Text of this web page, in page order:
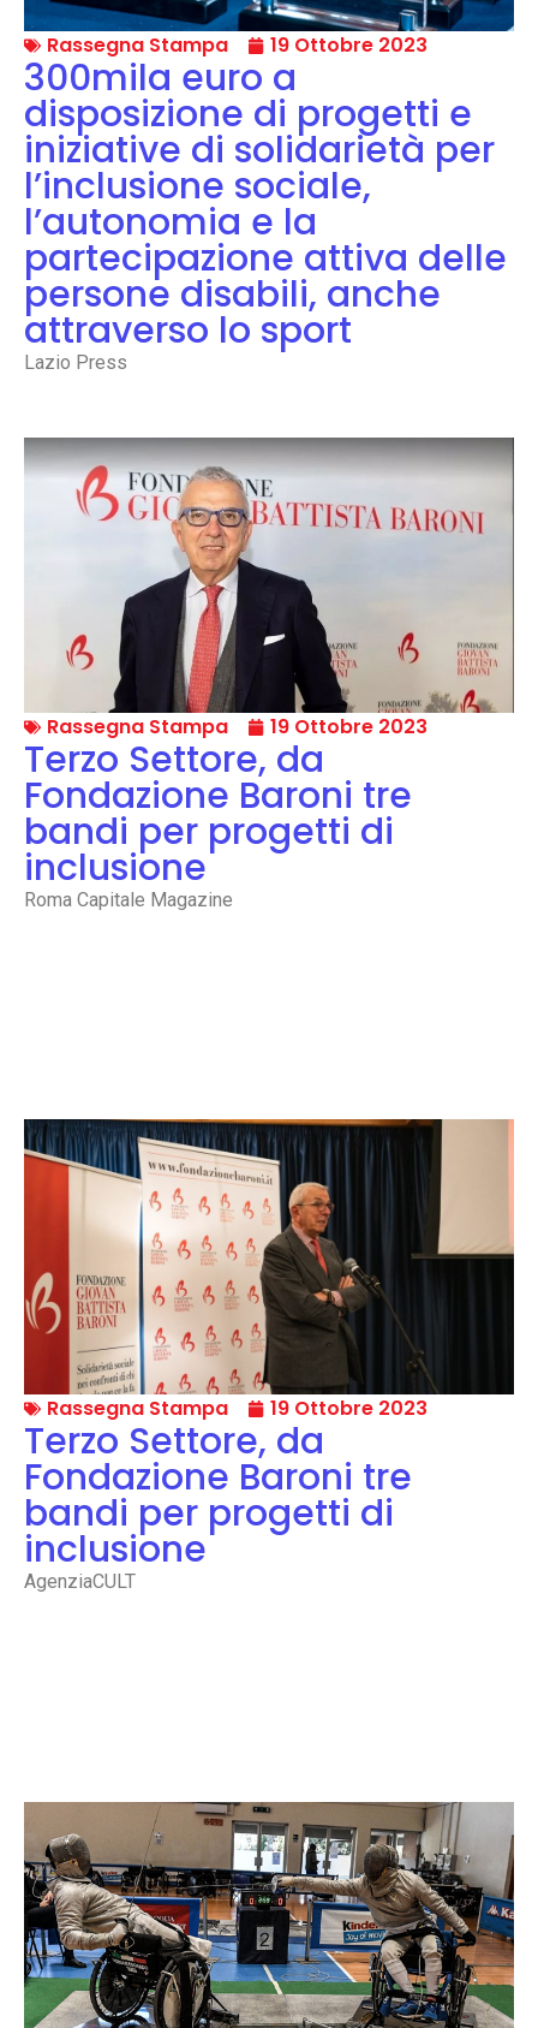
Rassegna Stampa 19 Ottobre 2023
300mila euro a
disposizione di progetti e
iniziative di solidarietà per
l’inclusione sociale,
l’autonomia e la
partecipazione attiva delle
persone disabili, anche
attraverso lo sport
Lazio Press
Rassegna Stampa 19 Ottobre 2023
Terzo Settore, da
Fondazione Baroni tre
bandi per progetti di
inclusione
Roma Capitale Magazine
Rassegna Stampa 19 Ottobre 2023
Terzo Settore, da
Fondazione Baroni tre
bandi per progetti di
inclusione
AgenziaCULT